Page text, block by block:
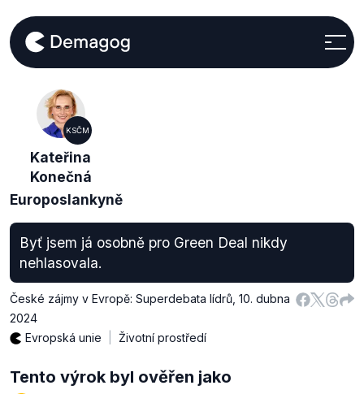
KSČM
Kateřina
Konečná
Europoslankyně
Byť jsem já osobně pro Green Deal nikdy
nehlasovala.
České zájmy v Evropě: Superdebata lídrů 10. dubna
2024
Evropská unie
Životní prostředí
Tento výrok byl ověřen jako